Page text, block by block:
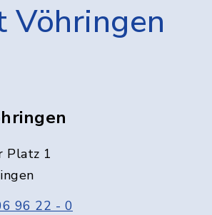
Vöhringen
Platz 1
96 22 - 0